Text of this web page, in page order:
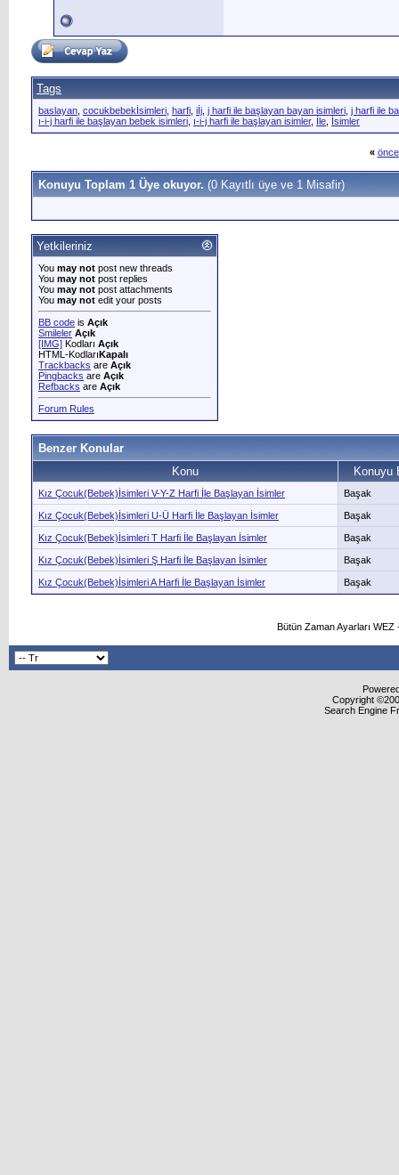
Tags
baslayan cocukbebekİsimleri harfi iİj j harfi ile başlayan bayan isimleri j harfi ile
ı-i-j harfi ile başlayan bebek isimleri ı-i-j harfi ile başlayan isimler, İle İsimler
«
Konuyu Toplam 1 Üye okuyor. (0 Kayıtlı üye ve 1 Misafir)
Yetkileriniz
You may not post new threads
You may not post replies
You may not post attachments
You may not edit your posts
BB code is Açık
Smileler Açık
[IMG] Kodları Açık
HTML-KodlarıKapalı
Trackbacks are Açık
Pingbacks are Açık
Refbacks are Açık
Forum Rules
Benzer Konular
Konu
Konuyu
Kız Çocuk(Bebek)İsimleri V-Y-Z Harfi İle Başlayan İsimler Başak
Kız Çocuk(Bebek)İsimleri U-Ü Harfi İle Başlayan İsimler Başak
Kız Çocuk(Bebek)İsimleri T Harfi İle Başlayan İsimler Başak
Kız Çocuk(Bebek)İsimleri Ş Harfi İle Başlayan İsimler Başak
Kız Çocuk(Bebek)İsimleri A Harfi İle Başlayan İsimler Başak
Bütün Zaman Ayarları
Copyright
Search Engine